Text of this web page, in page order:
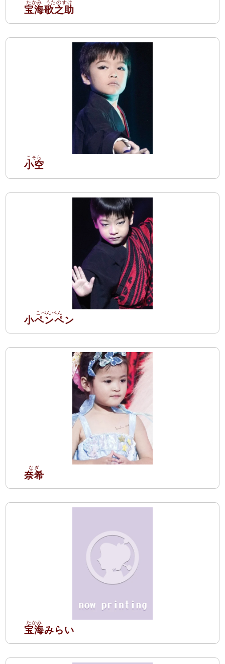
宝海歌之助
小空
小ペンペン
奈希
宝海みらい